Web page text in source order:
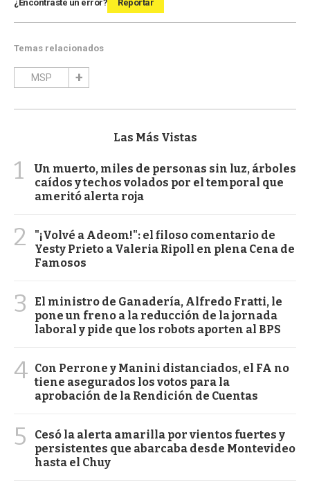
¿Encontraste un error? Reportar
Temas relacionados
MSP
Las Más Vistas
1
Un muerto, miles de personas sin luz, árboles
caídos y techos volados por el temporal que
ameritó alerta roja
2
"¡Volvé a Adeom!": el filoso comentario de
Yesty Prieto a Valeria Ripoll en plena Cena de
Famosos
3
El ministro de Ganadería, Alfredo Fratti, le
pone un freno a la reducción de la jornada
laboral y pide que los robots aporten al BPS
4 Con Perrone y Manini distanciados, el FA no
tiene asegurados los votos para la
aprobación de la Rendición de Cuentas
5
Cesó la alerta amarilla por vientos fuertes y
persistentes que abarcaba desde Montevideo
hasta el Chuy